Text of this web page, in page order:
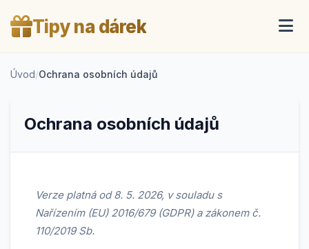
Tipy na dárek
Úvod/Ochrana osobních údajů
Ochrana osobních údajů
Verze platná od 8. 5. 2026, v souladu s
Nařízením (EU) 2016/679 (GDPR) a zákonem č.
110/2019 Sb.